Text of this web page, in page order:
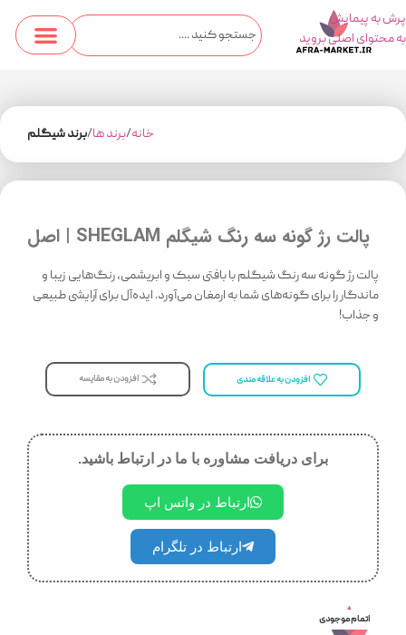
پرش به پیمایش
به محتوای اصلی بروید
خانه برند ها برند شیگلم
پالت رژ گونه سه رنگ شیگلم SHEGLAM | اصل
پالت رژ گونه سه رنگ شیگلم با بافتی سبک و ابریشمی، رنگ‌هایی زیبا و
ماندگار را برای گونه‌های شما به ارمغان می‌آورد. ایده‌آل برای آرایشی طبیعی
و جذاب!
افزودن به علاقه مندی افزودن به مقایسه
برای دریافت مشاوره با ما در ارتباط باشید.
ارتباط در واتس اپ
ارتباط در تلگرام
اتمام موجودی